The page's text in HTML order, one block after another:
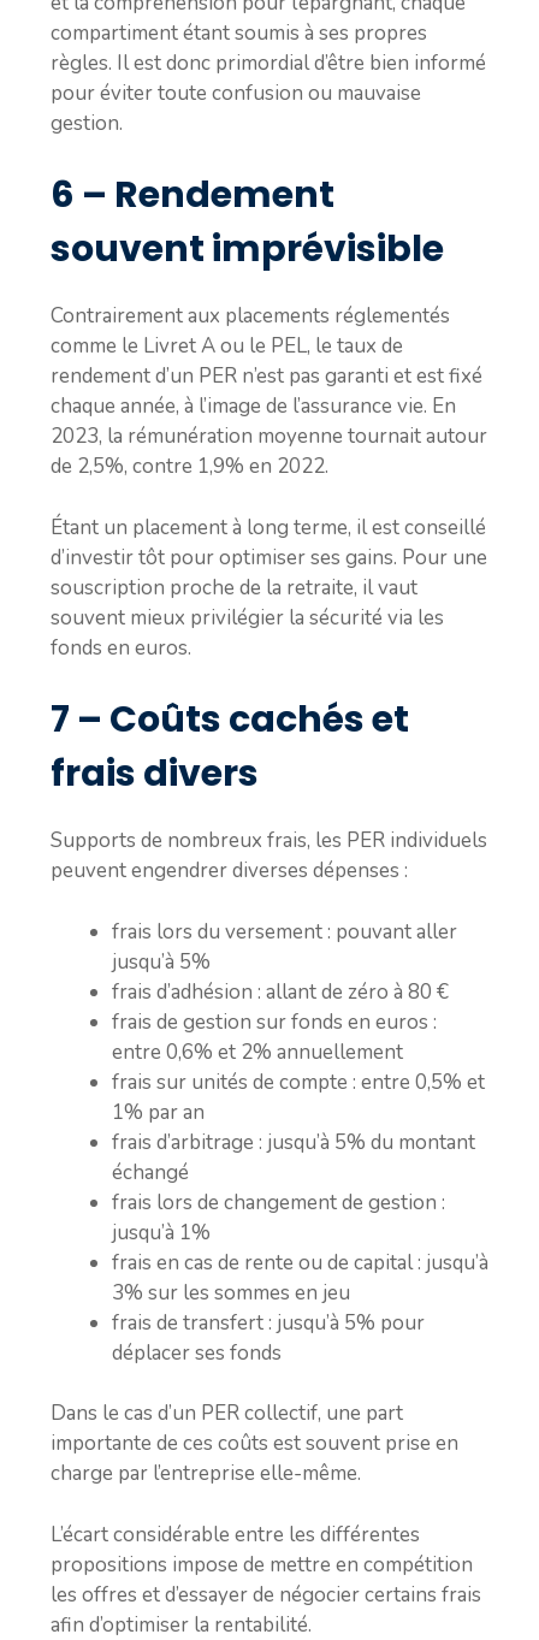
compartiment étant soumis à ses propres
règles. Il est donc primordial d’être bien informé
pour éviter toute confusion ou mauvaise
gestion.
6 – Rendement
souvent imprévisible
Contrairement aux placements réglementés
comme le Livret A ou le PEL, le taux de
rendement d’un PER n’est pas garanti et est fixé
chaque année, à l’image de l’assurance vie. En
2023, la rémunération moyenne tournait autour
de 2,5%, contre 1,9% en 2022.
Étant un placement à long terme, il est conseillé
d’investir tôt pour optimiser ses gains. Pour une
souscription proche de la retraite, il vaut
souvent mieux privilégier la sécurité via les
fonds en euros.
7 – Coûts cachés et
frais divers
Supports de nombreux frais, les PER individuels
peuvent engendrer diverses dépenses :
frais lors du versement : pouvant aller
jusqu’à 5%
frais d’adhésion : allant de zéro à 80 €
frais de gestion sur fonds en euros :
entre 0,6% et 2% annuellement
frais sur unités de compte : entre 0,5% et
1% par an
frais d’arbitrage : jusqu’à 5% du montant
échangé
frais lors de changement de gestion :
jusqu’à 1%
frais en cas de rente ou de capital : jusqu’à
3% sur les sommes en jeu
frais de transfert : jusqu’à 5% pour
déplacer ses fonds
Dans le cas d’un PER collectif, une part
importante de ces coûts est souvent prise en
charge par l’entreprise elle-même.
L’écart considérable entre les différentes
propositions impose de mettre en compétition
les offres et d’essayer de négocier certains frais
afin d’optimiser la rentabilité.